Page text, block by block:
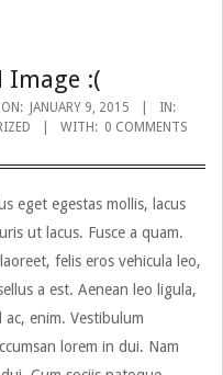
Image :(
ON: JANUARY 9, 2015
IN:
WITH: 0 COMMENTS
eget egestas mollis, lacus
ut lacus. Fusce a quam.
felis eros vehicula leo,
a est. Aenean leo ligula,
enim. Vestibulum
lorem in dui. Nam